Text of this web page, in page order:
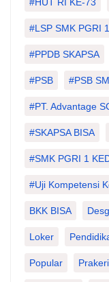
#LSP SMK PGRI
#PPDB SKAPSA
#PSB #PSB
#PT. Advantage
#SKAPSA BISA
#SMK PGRI 1
#Uji Kompetensi
BKK BISA
Loker
Popular